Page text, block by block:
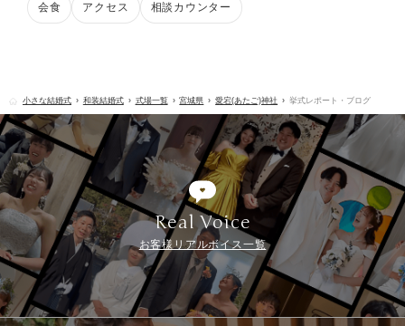
会食 アクセス 相談カウンター
小さな結婚式 和装結婚式 式場一覧 宮城県 愛宕(あたご)神社 挙式レポート・ブログ
Real Voice
お客様リアルボイス一覧